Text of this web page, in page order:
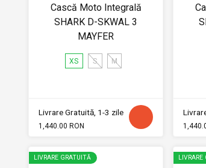
Cască Moto Integrală
SHARK D-SKWAL 3
MAYFER
XS S M
Livrare Gratuită, 1-3 zile
1,440.00 RON
LIVRARE GRATUITĂ